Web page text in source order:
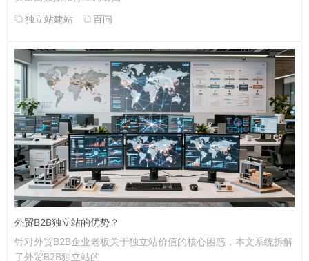
独立站建站
百问
外贸B2B独立站的优势？
针对外贸B2B企业老板关于独立站价值的核心困惑，本文系统拆解
了外贸B2B独立站的